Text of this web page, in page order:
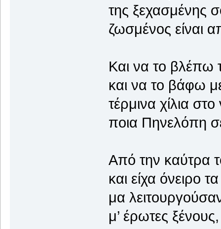
της ξεχασμένης
ζωσμένος είναι
Και να το βλέπω
και να το βάφω
τέρμινα χίλια
ποια Πηνελόπη
Από την καύτρα
και είχα όνειρο
μα
μ’ έρωτες